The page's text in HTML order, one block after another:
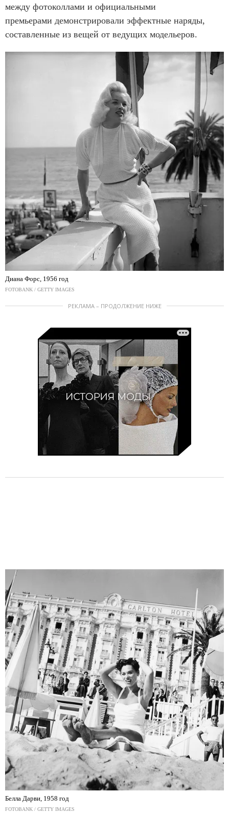
между фотоколлами и официальными
премьерами демонстрировали эффектные наряды,
составленные из вещей от ведущих модельеров.
Диана Форс, 1956 год
FOTOBANK / GETTY IMAGES
РЕКЛАМА – ПРОДОЛЖЕНИЕ НИЖЕ
Белла Дарви, 1958 год
FOTOBANK / GETTY IMAGES